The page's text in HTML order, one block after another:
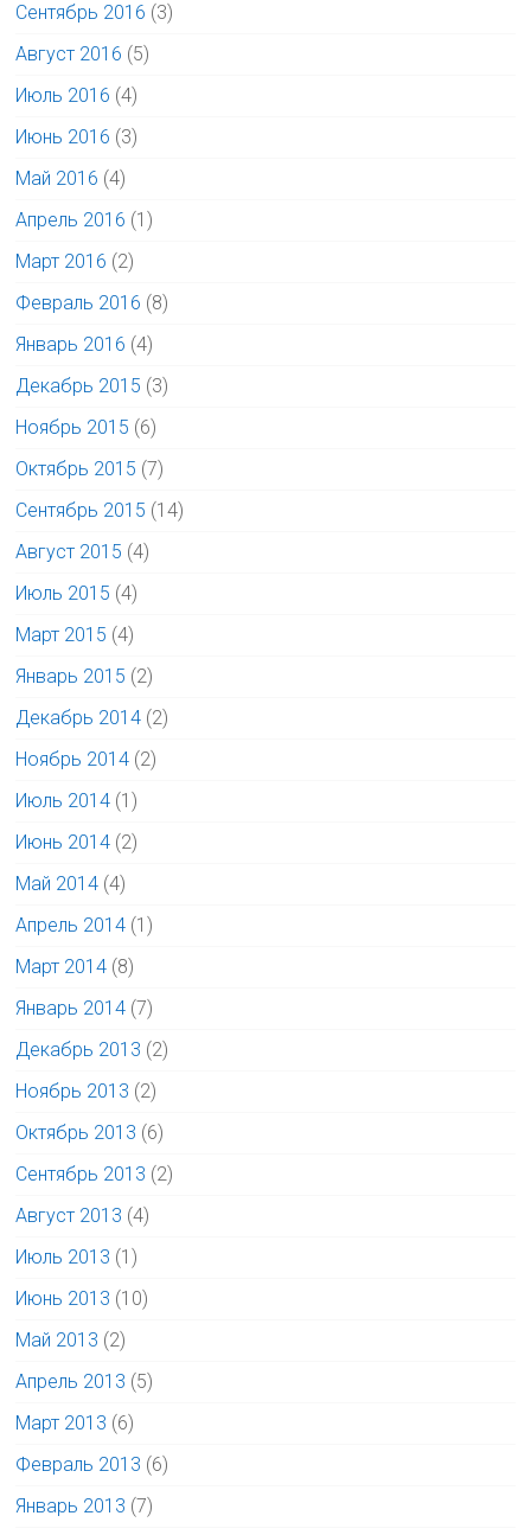
Сентябрь 2016 (3)
Август 2016 (5)
Июль 2016 (4)
Июнь 2016 (3)
Май 2016 (4)
Апрель 2016 (1)
Март 2016 (2)
Февраль 2016 (8)
Январь 2016 (4)
Декабрь 2015 (3)
Ноябрь 2015 (6)
Октябрь 2015 (7)
Сентябрь 2015 (14)
Август 2015 (4)
Июль 2015 (4)
Март 2015 (4)
Январь 2015 (2)
Декабрь 2014 (2)
Ноябрь 2014 (2)
Июль 2014 (1)
Июнь 2014 (2)
Май 2014 (4)
Апрель 2014 (1)
Март 2014 (8)
Январь 2014 (7)
Декабрь 2013 (2)
Ноябрь 2013 (2)
Октябрь 2013 (6)
Сентябрь 2013 (2)
Август 2013 (4)
Июль 2013 (1)
Июнь 2013 (10)
Май 2013 (2)
Апрель 2013 (5)
Март 2013 (6)
Февраль 2013 (6)
Январь 2013 (7)